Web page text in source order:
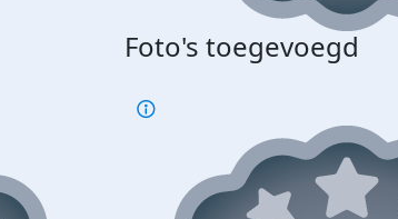
Foto's toegevoegd